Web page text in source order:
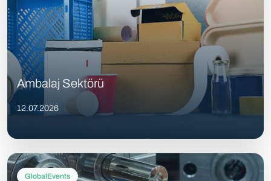
Ambalaj Sektörü
12.07.2026
GlobalEvents